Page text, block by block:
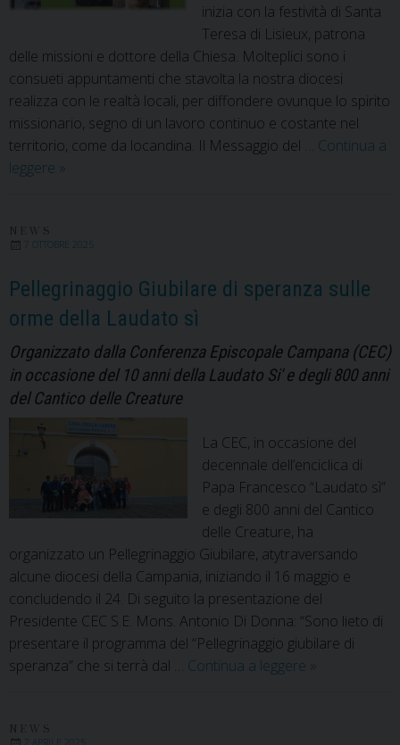
inizia con la festività di Santa
Teresa di Lisieux, patrona
delle missioni e dottore della Chiesa. Molteplici sono i
consueti appuntamenti che stavolta la nostra diocesi
realizza con le realtà locali, per diffondere ovunque lo spirito
missionario, segno di un lavoro continuo e costante nel
territorio, come da locandina. Il Messaggio del … Continua a
leggere Missionari
Genti
»
7 OTTOBRE 2025
Pellegrinaggio Giubilare di speranza sulle
orme della Laudato sì
Organizzato dalla Conferenza Episcopale Campana (CEC)
in occasione del 10 anni della Laudato Si' e degli 800 anni
del Cantico delle Creature
La CEC, in occasione del
decennale dell’enciclica di
Papa Francesco “Laudato sì”
e degli 800 anni del Cantico
delle Creature, ha
organizzato un Pellegrinaggio Giubilare, atytraversando
alcune diocesi della Campania, iniziando il 16 maggio e
concludendo il 24. Di seguito la presentazione del
Presidente CEC S.E. Mons. Antonio Di Donna: “Sono lieto di
presentare il programma del “Pellegrinaggio giubilare di
speranza” che si terrà dal … Continua a leggere Pellegrinaggio
»
2 APRILE 2025